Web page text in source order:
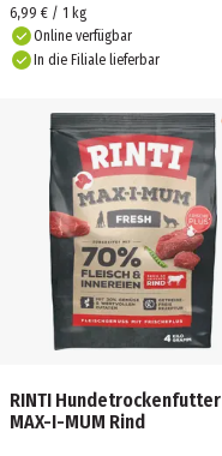
6,99 € / 1 kg
Online verfügbar
In die Filiale lieferbar
RINTI Hundetrockenfutter
MAX-I-MUM Rind